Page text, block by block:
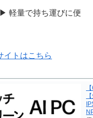
軽量で持ち運びに便
イトはこちら